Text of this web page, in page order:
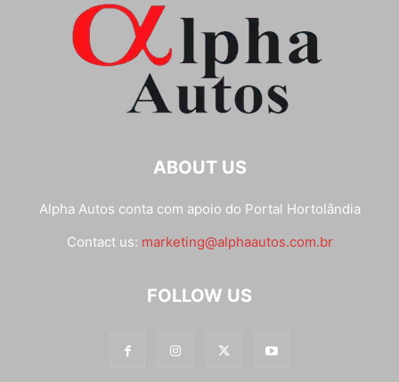
ABOUT US
Alpha Autos conta com apoio do Portal Hortolândia
Contact us: marketing@alphaautos.com.br
FOLLOW US